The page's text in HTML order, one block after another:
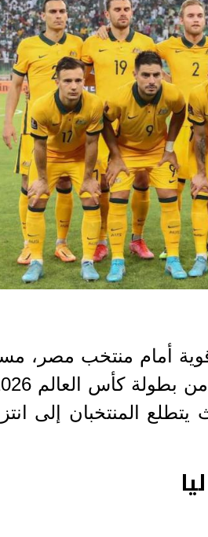
أمام منتخب مصر،
المنتخبان إلى